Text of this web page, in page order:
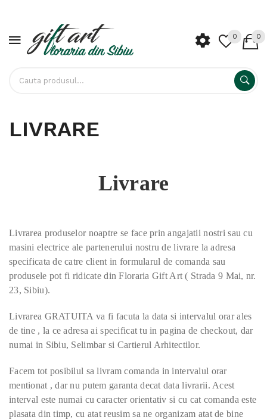
0 0
LIVRARE
Livrare
Livrarea produselor noaptre se face prin angajatii nostri sau cu
masini electrice ale partenerului nostru de livrare la adresa
specificata de catre client in formularul de comanda sau
produsele pot fi ridicate din Floraria Gift Art ( Strada 9 Mai, nr.
23, Sibiu).
Livrarea GRATUITA va fi facuta la data si intervalul orar ales
de tine , la ce adresa ai specificat tu in pagina de checkout, dar
numai in Sibiu, Selimbar si Cartierul Arhitectilor.
Facem tot posibilul sa livram comanda in intervalul orar
mentionat , dar nu putem garanta decat data livrarii. Acest
interval este numai cu caracter orientativ si cu cat comanda este
plasata din timp, cu atat reusim sa ne organizam atat de bine